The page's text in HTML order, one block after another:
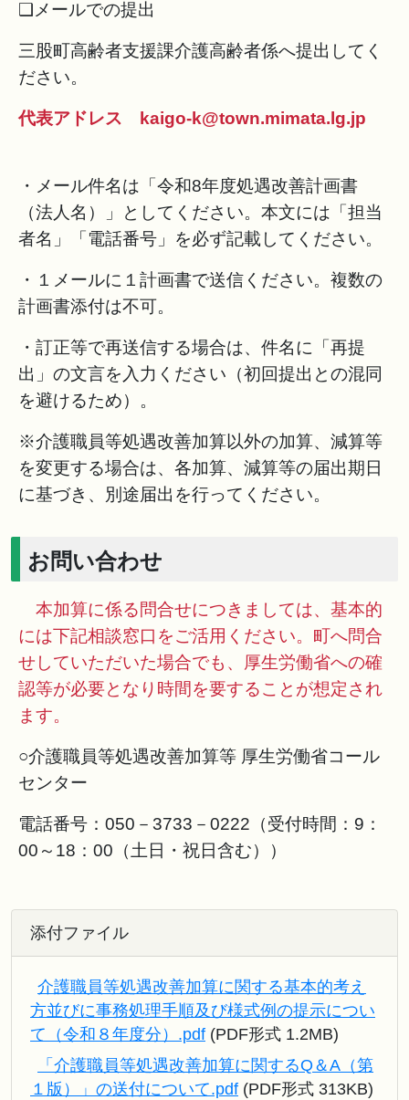
❑メールでの提出
三股町高齢者支援課介護高齢者係へ提出してく
ださい。
代表アドレス kaigo-k@town.mimata.lg.jp
・メール件名は「令和8年度処遇改善計画書
（法人名）」としてください。本文には「担当
者名」「電話番号」を必ず記載してください。
・１メールに１計画書で送信ください。複数の
計画書添付は不可。
・訂正等で再送信する場合は、件名に「再提
出」の文言を入力ください（初回提出との混同
を避けるため）。
※介護職員等処遇改善加算以外の加算、減算等
を変更する場合は、各加算、減算等の届出期日
に基づき、別途届出を行ってください。
お問い合わせ
本加算に係る問合せにつきましては、基本的
には下記相談窓口をご活用ください。町へ問合
せしていただいた場合でも、厚生労働省への確
認等が必要となり時間を要することが想定され
ます。
○介護職員等処遇改善加算等 厚生労働省コール
センター
電話番号：050－3733－0222（受付時間：9：
00～18：00（土日・祝日含む））
添付ファイル
介護職員等処遇改善加算に関する基本的考え
方並びに事務処理手順及び様式例の提示につい
て（令和８年度分）.pdf (PDF形式 1.2MB)
「介護職員等処遇改善加算に関するQ＆A（第
１版）」の送付について.pdf (PDF形式 313KB)